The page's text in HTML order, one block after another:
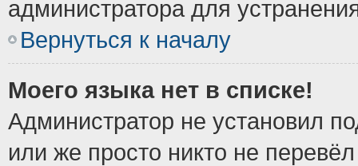
администратора для
Вернуться к началу
Моего языка нет в списке!
Администратор не установил
или же просто никто не